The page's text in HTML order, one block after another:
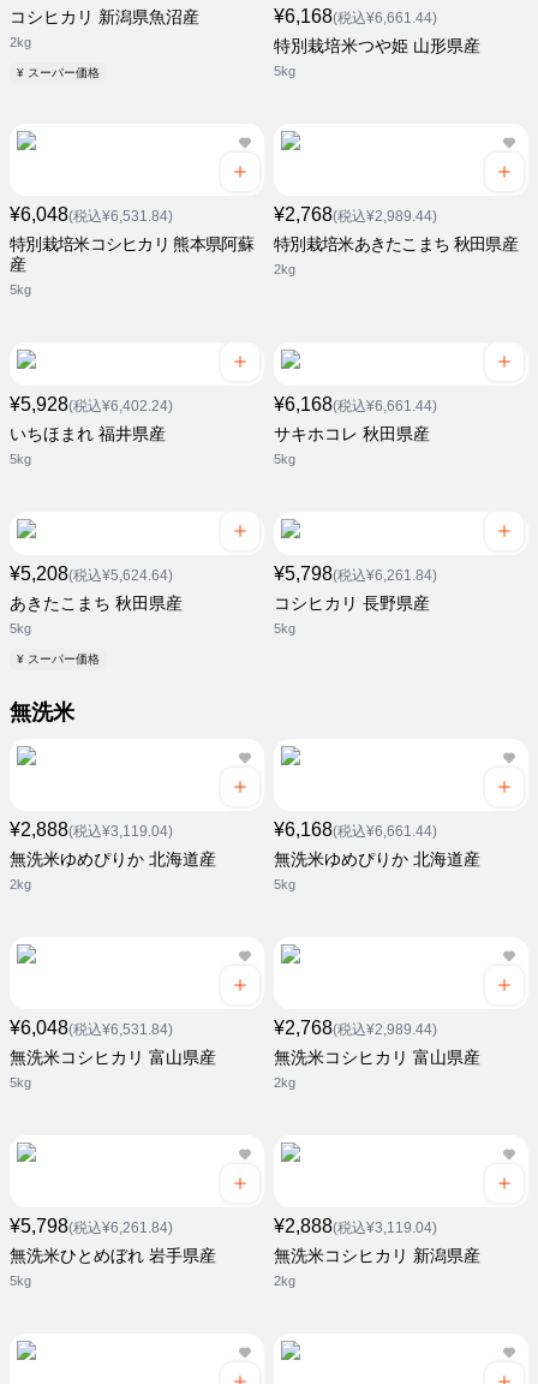
コシヒカリ 新潟県魚沼産
2kg
¥ スーパー価格
¥6,168(税込¥6,661.44)
特別栽培米つや姫 山形県産
5kg
¥6,048(税込¥6,531.84)
特別栽培米コシヒカリ 熊本県阿蘇
産
5kg
¥2,768(税込¥2,989.44)
特別栽培米あきたこまち 秋田県産
2kg
¥5,928(税込¥6,402.24)
いちほまれ 福井県産
5kg
¥6,168(税込¥6,661.44)
サキホコレ 秋田県産
5kg
¥5,208(税込¥5,624.64)
あきたこまち 秋田県産
5kg
¥ スーパー価格
¥5,798(税込¥6,261.84)
コシヒカリ 長野県産
5kg
無洗米
¥2,888(税込¥3,119.04)
無洗米ゆめぴりか 北海道産
2kg
¥6,168(税込¥6,661.44)
無洗米ゆめぴりか 北海道産
5kg
¥6,048(税込¥6,531.84)
無洗米コシヒカリ 富山県産
5kg
¥2,768(税込¥2,989.44)
無洗米コシヒカリ 富山県産
2kg
¥5,798(税込¥6,261.84)
無洗米ひとめぼれ 岩手県産
5kg
¥2,888(税込¥3,119.04)
無洗米コシヒカリ 新潟県産
2kg